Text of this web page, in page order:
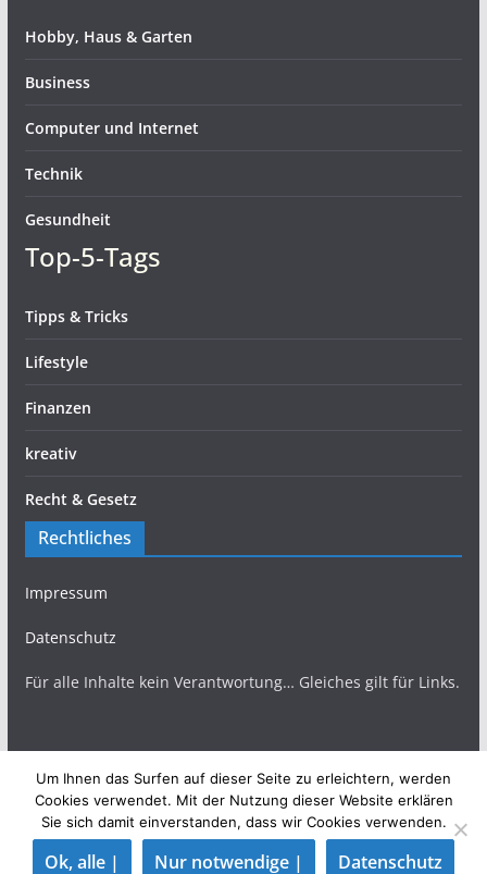
Hobby, Haus & Garten
Business
Computer und Internet
Technik
Gesundheit
Top-5-Tags
Tipps & Tricks
Lifestyle
Finanzen
kreativ
Recht & Gesetz
Rechtliches
Impressum
Datenschutz
Für alle Inhalte kein Verantwortung… Gleiches gilt für Links.
Copyright © 2026 TopBlogs Magazin. Alle Rechte
vorbehalten.
Theme:
ColorMag
von ThemeGrill. Präsentiert von
Um Ihnen das Surfen auf dieser Seite zu erleichtern, werden
Cookies verwendet. Mit der Nutzung dieser Website erklären
Sie sich damit einverstanden, dass wir Cookies verwenden.
Ok, alle | Nur notwendige | Datenschutz